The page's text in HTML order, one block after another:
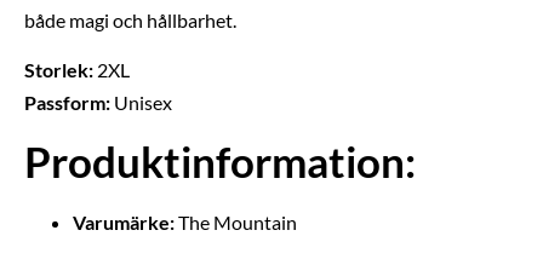
både magi och hållbarhet.
Storlek: 2XL
Passform: Unisex
Produktinformation:
Varumärke:The Mountain